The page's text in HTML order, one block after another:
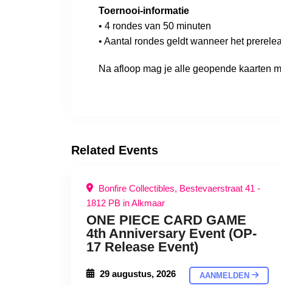
Toernooi-informatie
• 4 rondes van 50 minuten
• Aantal rondes geldt wanneer het
Na afloop mag je alle geopende kaarten
Related Events
Bonfire Collectibles, Bestevaerstraat 41 -
1812 PB in Alkmaar
ONE PIECE CARD GAME
4th Anniversary Event (OP-
17 Release Event)
29 augustus, 2026 AANMELDEN